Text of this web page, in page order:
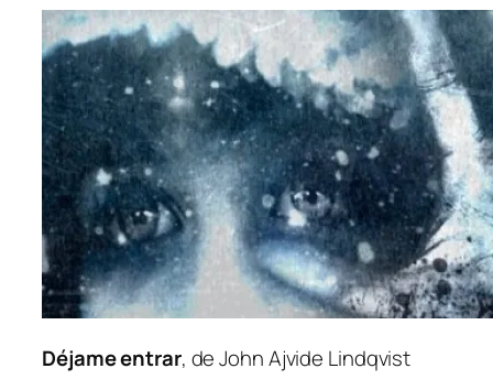
Déjame en­trar, de John Ajvide Lindqvist